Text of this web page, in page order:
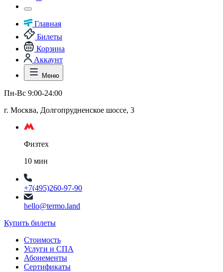
Главная
Билеты
Корзина
Аккаунт
Меню
Пн-Вс 9:00-24:00
г. Москва, Долгопрудненское шоссе, 3
Физтех
10 мин
+7(495)260-97-90
hello@termo.land
Купить билеты
Стоимость
Услуги и СПА
Абонементы
Сертификаты